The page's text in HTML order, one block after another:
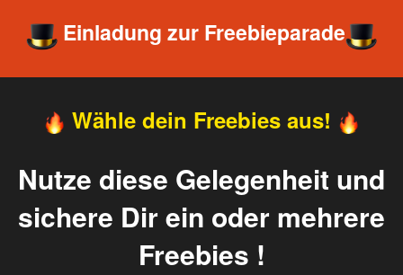
Einladung zur Freebieparade
Wähle dein Freebies aus!
Nutze diese Gelegenheit und
sichere Dir ein oder mehrere
Freebies !